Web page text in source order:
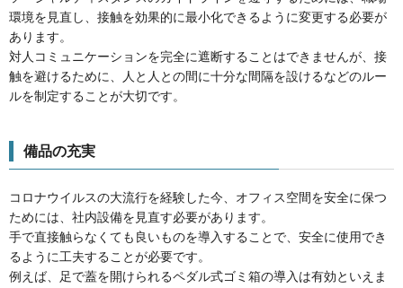
環境を見直し、接触を効果的に最小化できるように変更する必要が
あります。
対人コミュニケーションを完全に遮断することはできませんが、接
触を避けるために、人と人との間に十分な間隔を設けるなどのルー
ルを制定することが大切です。
備品の充実
コロナウイルスの大流行を経験した今、オフィス空間を安全に保つ
ためには、社内設備を見直す必要があります。
手で直接触らなくても良いものを導入することで、安全に使用でき
るように工夫することが必要です。
例えば、足で蓋を開けられるペダル式ゴミ箱の導入は有効といえま